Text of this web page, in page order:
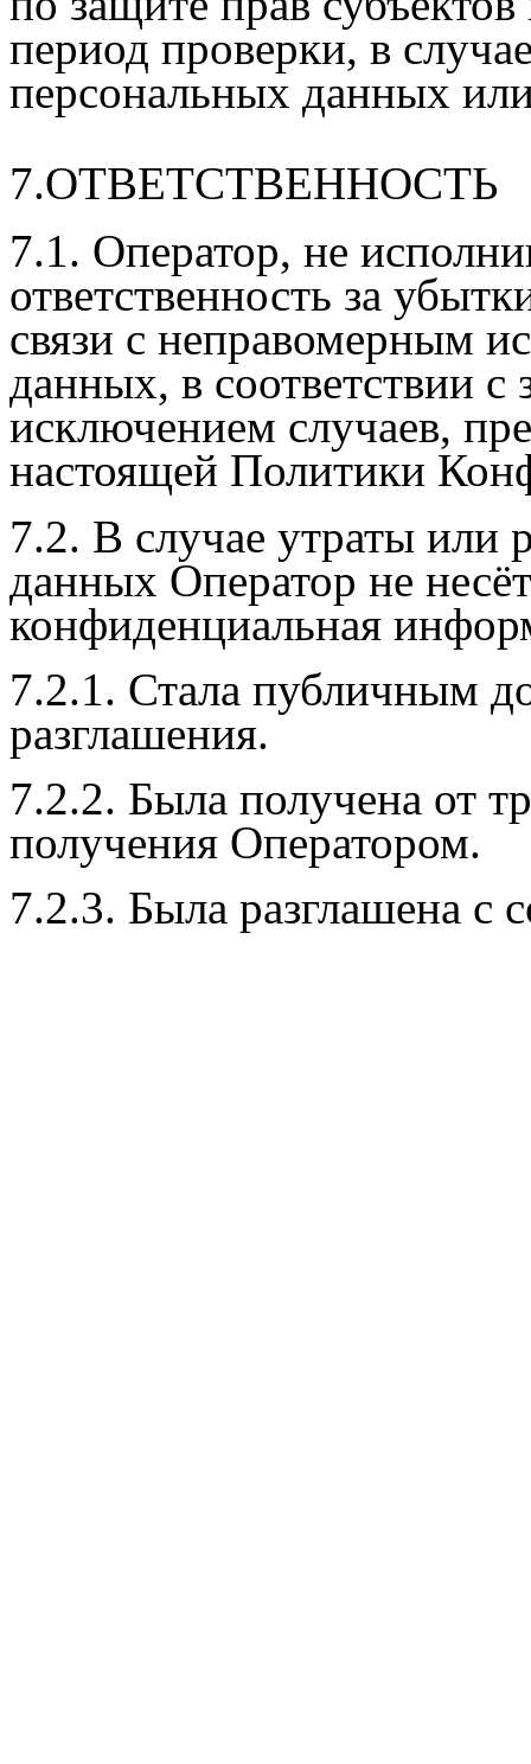
период проверки, в
персональных данных
7.ОТВЕТСТВЕННОСТЬ
7.1. Оператор, не
ответственность за
связи с неправомерным
данных, в соответствии с
исключением случаев,
настоящей Политики
7.2. В случае утраты или
данных Оператор не
конфиденциальная
7.2.1. Стала публичным
разглашения.
7.2.2. Была получена от
получения Оператором.
7.2.3. Была разглашена с